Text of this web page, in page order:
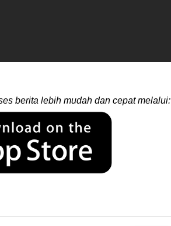
berita lebih mudah dan cepat melalui: